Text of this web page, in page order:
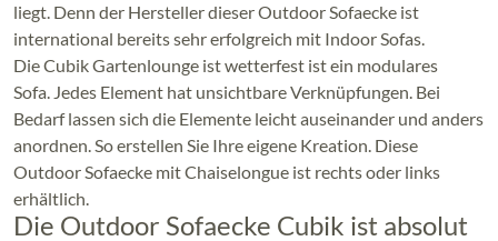
liegt. Denn der Hersteller dieser Outdoor Sofaecke ist
international bereits sehr erfolgreich mit Indoor Sofas.
Die Cubik Gartenlounge ist wetterfest ist ein modulares
Sofa. Jedes Element hat unsichtbare Verknüpfungen. Bei
Bedarf lassen sich die Elemente leicht auseinander und anders
anordnen. So erstellen Sie Ihre eigene Kreation. Diese
Outdoor Sofaecke mit Chaiselongue ist rechts oder links
erhältlich.
Die Outdoor Sofaecke Cubik ist absolut